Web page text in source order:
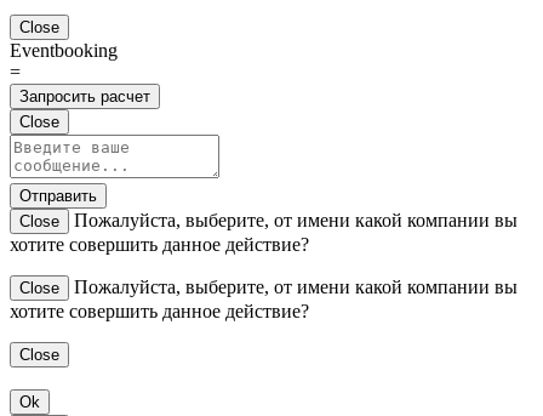
Close
Eventbooking
=
Запросить расчет
Close
Отправить
Close
Пожалуйста, выберите, от имени какой компании вы
хотите совершить данное действие?
Close
Пожалуйста, выберите, от имени какой компании вы
хотите совершить данное действие?
Close
Ok